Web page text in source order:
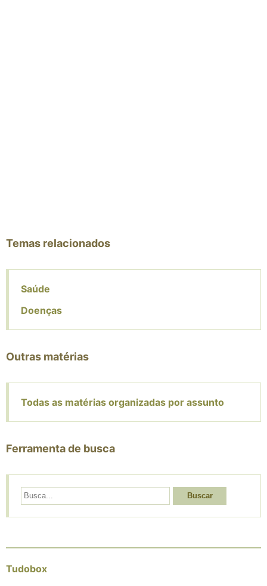
Temas relacionados
Saúde
Doenças
Outras matérias
Todas as matérias organizadas por assunto
Ferramenta de busca
Buscar
Tudobox